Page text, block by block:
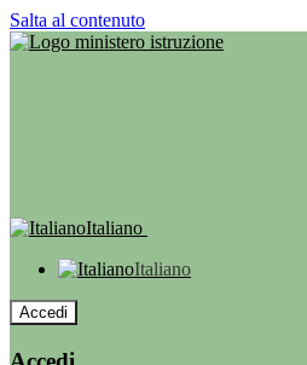
Salta al contenuto
Italiano
Italiano
Accedi